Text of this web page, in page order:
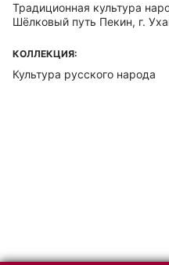
Традиционная культура
Шёлковый путь Пекин, г.
КОЛЛЕКЦИЯ:
Культура русского народа